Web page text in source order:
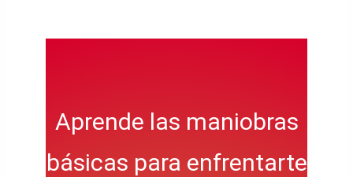
Aprende las maniobras
básicas para enfrentarte